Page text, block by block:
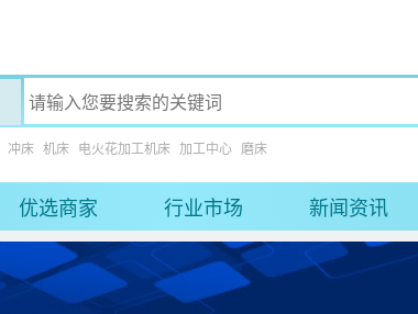
冲床 机床 电火花加工机床 加工中心 磨床
优选商家 行业市场 新闻资讯